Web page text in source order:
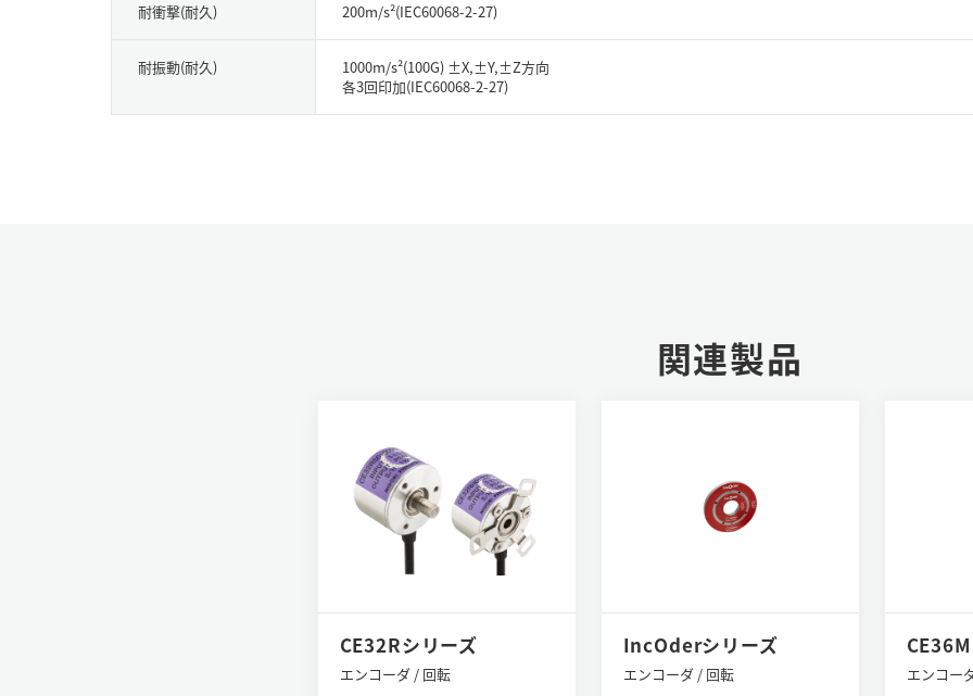
耐衝撃(耐久) 200m/s²(IEC60068-2-27)
耐振動(耐久)
1000m/s²(100G) ±X,±Y,±Z方向
各3回印加(IEC60068-2-27)
関連製品
CE32Rシリーズ
エンコーダ / 回転
IncOderシリーズ
エンコーダ / 回転 エンコー